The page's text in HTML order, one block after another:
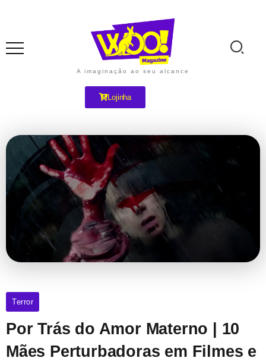
A imaginação ao seu alcance
Lojinha
Terror
Por Trás do Amor Materno | 10
Mães Perturbadoras em Filmes e